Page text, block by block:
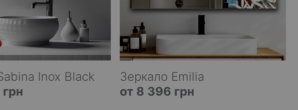
Inox Black
Зеркало Emilia
от 8 396 грн